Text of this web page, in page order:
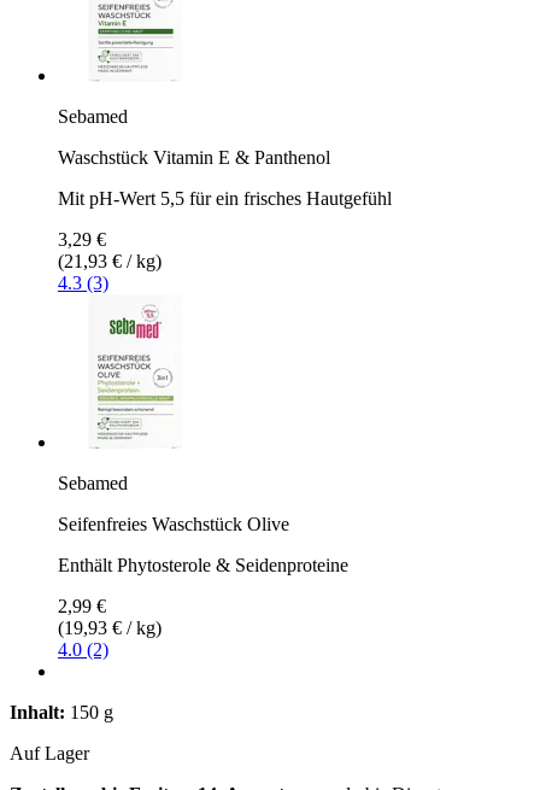
Sebamed
Waschstück Vitamin E & Panthenol
Mit pH-Wert 5,5 für ein frisches Hautgefühl
3,29 €
(21,93 € / kg)
4.3 (3)
Sebamed
Seifenfreies Waschstück Olive
Enthält Phytosterole & Seidenproteine
2,99 €
(19,93 € / kg)
4.0 (2)
Inhalt: 150 g
Auf Lager